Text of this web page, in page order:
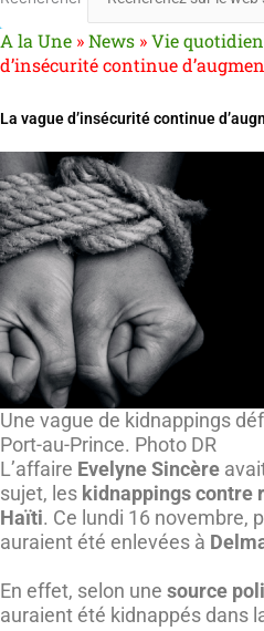
A la Une »News »Vie
d’insécurité continue
La vague d’insécurité continue
Une vague de kidnappings
Port-au-Prince. Photo DR
L’affaire Evelyne Sincère
sujet, les kidnappings contre
Haïti. Ce lundi 16 novembre,
auraient été enlevées à
En effet, selon une source
auraient été kidnappés dans